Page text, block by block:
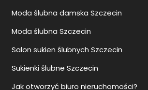
Moda ślubna damska Szczecin
Moda ślubna Szczecin
Salon sukien ślubnych Szczecin
Sukienki ślubne Szczecin
Jak otworzyć biuro nieruchomości?